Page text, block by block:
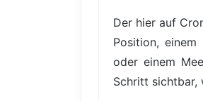
Der hier auf
Position,
oder einem
Schritt sichtbar,